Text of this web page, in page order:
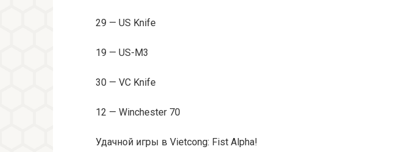
29 — US Knife
19 — US-M3
30 — VC Knife
12 — Winchester 70
Удачной игры в Vietcong: Fist Alpha!